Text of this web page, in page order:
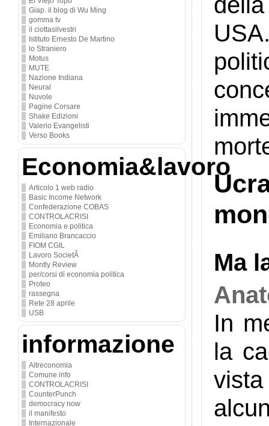
Giap. il blog di Wu Ming
gomma tv
il ciottasilvestri
Istituto Ernesto De Martino
lo Straniero
Motus
MUTE
Nazione Indiana
Neural
Nuvole
Pagine Corsare
Shake Edizioni
Valerio Evangelisti
Verso Books
Economia&lavoro
Articolo 1 web radio
Basic Income Network
Confederazione COBAS
CONTROLACRISI
Economia e politica
Emiliano Brancaccio
FIOM CGIL
Lavoro SocietÃ
Montly Review
per/corsi di economia politica
Proteo
rassegna
Rete 28 aprile
USB
informazione
Altreconomia
Comune info
CONTROLACRISI
CounterPunch
democracy now
il manifesto
Internazionale
Ma
In
la